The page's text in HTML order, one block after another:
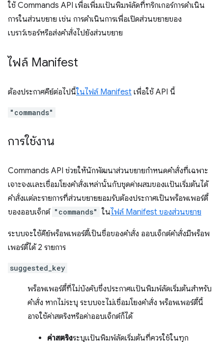
ใช้ Commands API เพื่อเพิ่มแป้นพิมพ์ลัดที่ทริกเกอร์การดำเนิน
การในส่วนขยาย เช่น การดำเนินการเพื่อเปิดส่วนขยายของ
เบราว์เซอร์หรือส่งคำสั่งไปยังส่วนขยาย
ไฟล์ Manifest
ต้องประกาศคีย์ต่อไปนี้ในไฟล์ Manifest เพื่อใช้ API นี้
"commands"
การใช้งาน
Commands API ช่วยให้นักพัฒนาส่วนขยายกำหนดคำสั่งที่เฉพาะ
เจาะจงและเชื่อมโยงคำสั่งเหล่านั้นกับชุดค่าผสมของแป้นเริ่มต้นได้
คำสั่งแต่ละรายการที่ส่วนขยายยอมรับต้องประกาศเป็นพร็อพเพอร์ตี้
ของออบเจ็กต์ "commands" ในไฟล์ Manifest ของส่วนขยาย
ระบบจะใช้คีย์พร็อพเพอร์ตี้เป็นชื่อของคำสั่ง ออบเจ็กต์คำสั่งมีพร็อพ
เพอร์ตี้ได้ 2 รายการ
suggested_key
พร็อพเพอร์ตี้ที่ไม่บังคับซึ่งประกาศแป้นพิมพ์ลัดเริ่มต้นสำหรับ
คำสั่ง หากไม่ระบุ ระบบจะไม่เชื่อมโยงคำสั่ง พร็อพเพอร์ตี้นี้
อาจใช้ค่าสตริงหรือค่าออบเจ็กต์ก็ได้
ค่าสตริงระบุแป้นพิมพ์ลัดเริ่มต้นที่ควรใช้ในทุก